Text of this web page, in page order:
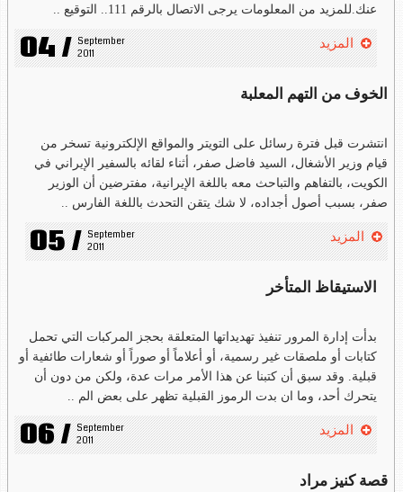
عنك.للمزيد من المعلومات يرجى الاتصال بالرقم 111.. التوقيع ..
04 / September
2011
المزيد
الخوف من التهم المعلبة
انتشرت قبل فترة رسائل على التويتر والمواقع الإلكترونية تسخر من
قيام وزير الأشغال، السيد فاضل صفر، أثناء لقائه بالسفير الإيراني في
الكويت، بالتفاهم والتباحث معه باللغة الإيرانية، مفترضين أن الوزير
صفر، بسبب أصول أجداده، لا شك يتقن التحدث باللغة الفارس ..
05 / September
2011
المزيد
الاستيقاظ المتأخر
بدأت إدارة المرور تنفيذ تهديداتها المتعلقة بحجز المركبات التي تحمل
كتابات أو ملصقات غير رسمية، أو أعلاماً أو صوراً أو شعارات طائفية أو
قبلية. وقد سبق أن كتبنا عن هذا الأمر مرات عدة، ولكن من دون أن
يتحرك أحد، وما ان بدت الرموز القبلية تظهر على بعض الم ..
06 / September
2011
المزيد
قصة كنيز مراد